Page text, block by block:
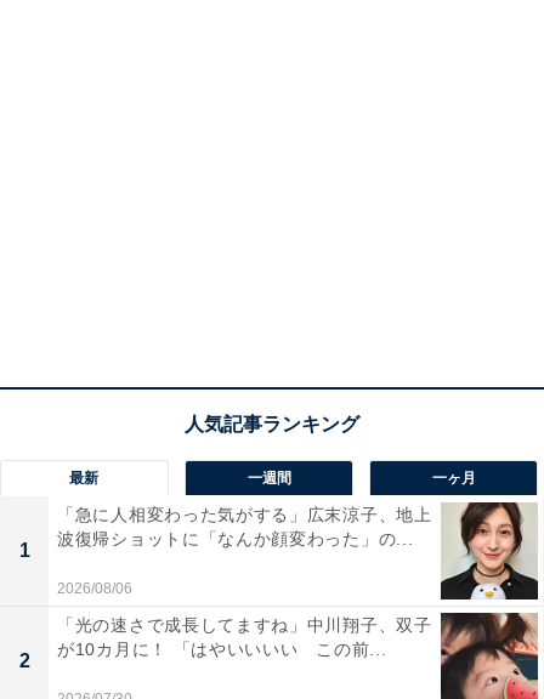
最新 一週間 一ヶ月
1
「急に人相変わった気がする」広末涼子、地上
波復帰ショットに「なんか顔変わった」の...
2026/08/06
2
「光の速さで成長してますね」中川翔子、双子
が10カ月に！ 「はやいいいい この前...